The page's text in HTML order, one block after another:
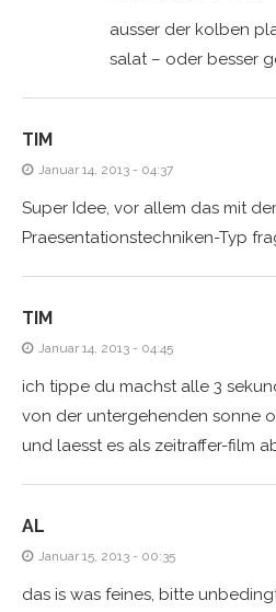
ausser der kolben
salat – oder besser
TIM
Januar 14, 2013 - 04:37
Super Idee, vor allem das mit
Praesentationstechniken-Typ
TIM
Januar 14, 2013 - 04:45
ich tippe du machst alle 3
von der untergehenden sonne
und laesst es als zeitraffer-film
AL
Januar 15, 2013 - 00:35
das is was feines, bitte